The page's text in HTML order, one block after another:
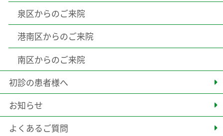
泉区からのご来院
港南区からのご来院
南区からのご来院
初診の患者様へ
お知らせ
よくあるご質問